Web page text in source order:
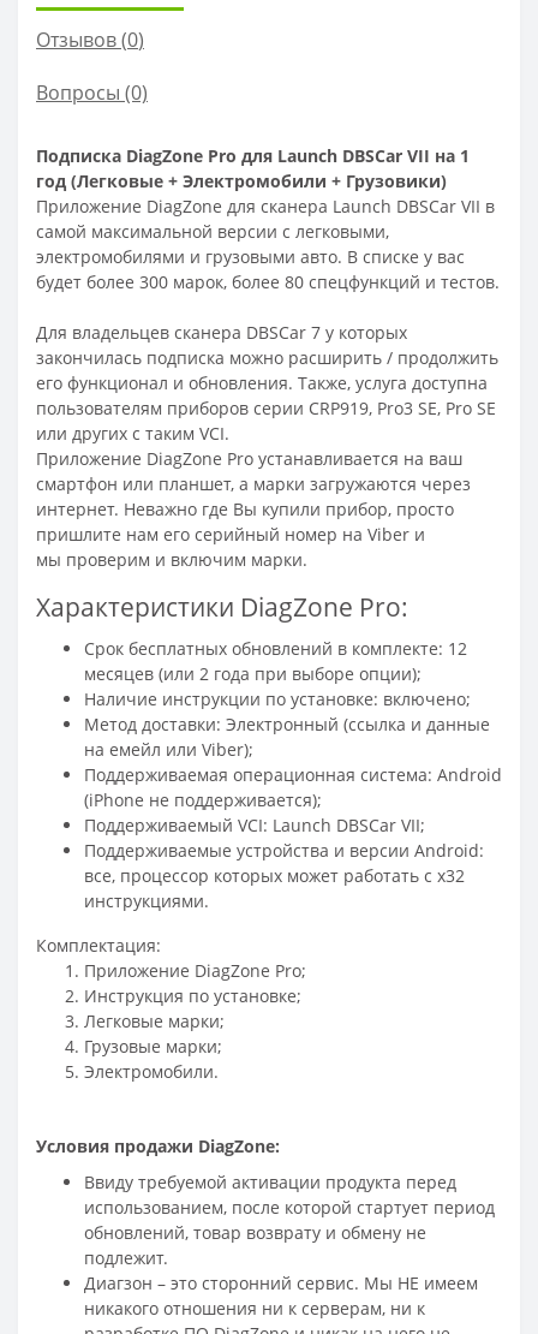
Отзывов (0)
Вопросы (0)
Подписка DiagZone Pro для Launch DBSCar VII на 1
год (Легковые + Электромобили + Грузовики)
Приложение DiagZone для сканера Launch DBSCar VII в
самой максимальной версии с легковыми,
электромобилями и грузовыми авто. В списке у вас
будет более 300 марок, более 80 спецфункций и тестов.
Для владельцев сканера DBSCar 7 у которых
закончилась подписка можно расширить / продолжить
его функционал и обновления. Также, услуга доступна
пользователям приборов серии CRP919, Pro3 SE, Pro SE
или других с таким VCI.
Приложение DiagZone Pro устанавливается на ваш
смартфон или планшет, а марки загружаются через
интернет. Неважно где Вы купили прибор, просто
пришлите нам его серийный номер на Viber и
мы проверим и включим марки.
Характеристики DiagZone Pro:
Срок бесплатных обновлений в комплекте: 12
месяцев (или 2 года при выборе опции);
Наличие инструкции по установке: включено;
Метод доставки: Электронный (ссылка и данные
на емейл или Viber);
Поддерживаемая операционная система: Android
(iPhone не поддерживается);
Поддерживаемый VCI: Launch DBSCar VII;
Поддерживаемые устройства и версии Android:
все, процессор которых может работать с х32
инструкциями.
Комплектация:
Приложение DiagZone Pro;
Инструкция по установке;
Легковые марки;
Грузовые марки;
Электромобили.
Условия продажи DiagZone:
Ввиду требуемой активации продукта перед
использованием, после которой стартует период
обновлений, товар возврату и обмену не
подлежит.
Диагзон – это сторонний сервис. Мы НЕ имеем
никакого отношения ни к серверам, ни к